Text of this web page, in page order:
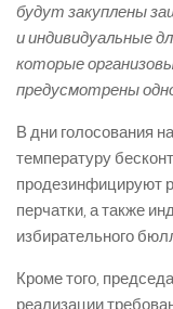
будут закуплены
и индивидуальные
которые
предусмотрены
В дни голосования
температуру
продезинфицируют
перчатки, а также
избирательного
Кроме того,
реализации